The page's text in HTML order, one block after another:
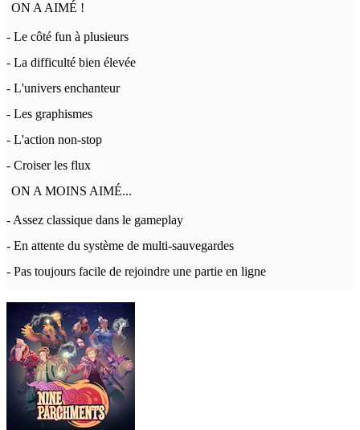
ON A AIMÉ !
- Le côté fun à plusieurs
- La difficulté bien élevée
- L'univers enchanteur
- Les graphismes
- L'action non-stop
- Croiser les flux
ON A MOINS AIMÉ...
- Assez classique dans le gameplay
- En attente du système de multi-sauvegardes
- Pas toujours facile de rejoindre une partie en ligne